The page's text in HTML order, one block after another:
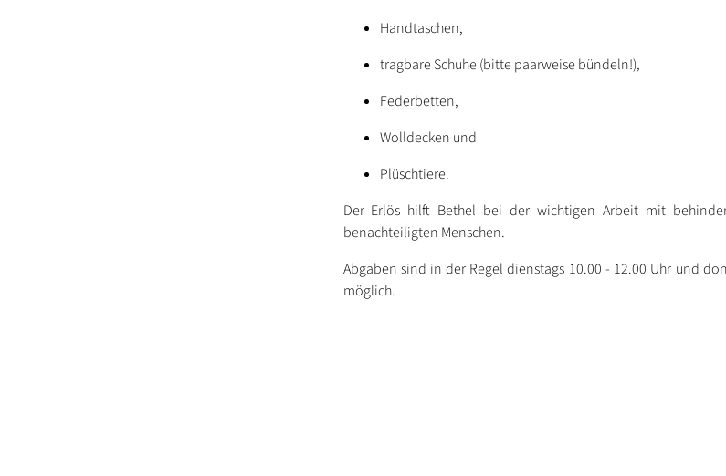
Handtaschen,
tragbare Schuhe (bitte paarweise bündeln!),
Federbetten,
Wolldecken und
Plüschtiere.
Der Erlös hilft Bethel bei der wichtigen Arbeit mit
benachteiligten Menschen.
Abgaben sind in der Regel dienstags 10.00 - 12.00 Uhr und
möglich.